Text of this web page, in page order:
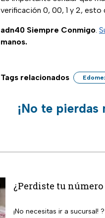
verificación 0, 00, 1 y 2, esto
adn40 Siempre Conmigo
manos.
Tags relacionados
¡No te
¿Perdiste tu
¡No necesitas ir a